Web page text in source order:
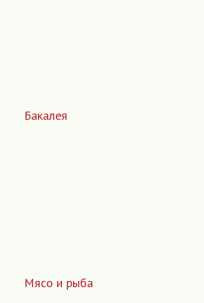
Бакалея
Мясо и рыба